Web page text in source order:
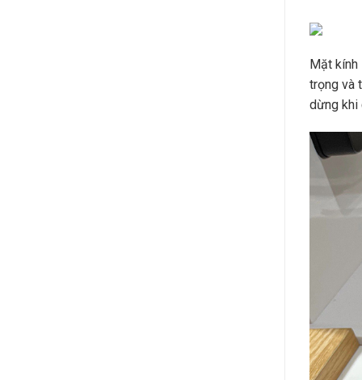
Mặt
trọng và
dừng khi